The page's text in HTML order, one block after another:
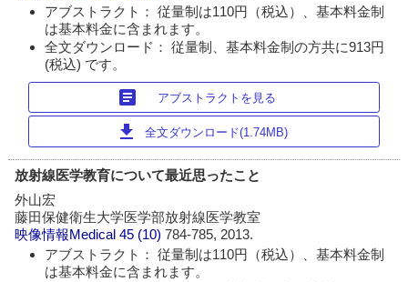
アブストラクト： 従量制は110円（税込）、基本料金制
は基本料金に含まれます。
全文ダウンロード： 従量制、基本料金制の方共に913円
(税込) です。
article アブストラクトを見る
download 全文ダウンロード(1.74MB)
放射線医学教育について最近思ったこと
外山宏
藤田保健衛生大学医学部放射線医学教室
映像情報Medical 45 (10)784-785, 2013.
アブストラクト： 従量制は110円（税込）、基本料金制
は基本料金に含まれます。